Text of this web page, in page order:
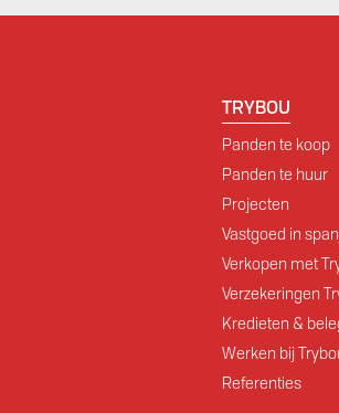
TRYBOU
Panden te koop
Panden te huur
Projecten
Vastgoed in
Verkopen met
Verzekeringen
Kredieten &
Werken bij
Referenties